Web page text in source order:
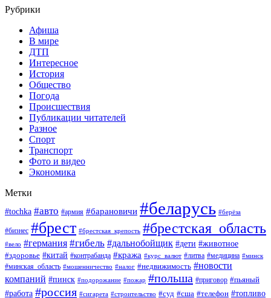
Рубрики
Афиша
В мире
ДТП
Интересное
История
Общество
Погода
Происшествия
Публикации читателей
Разное
Спорт
Транспорт
Фото и видео
Экономика
Метки
#tochka #авто #армия #барановичи #беларусь #берёза
#бизнес #брест #брестская_крепость #брестская_область
#вело #германия #гибель #дальнобойщик #дети #животное
#здоровье #китай #контрабанда #кража #курс_валют #литва #медицина #минск
#минская_область #мошенничество #налог #недвижимость #новости
компаний #пинск #подорожание #пожар #польша #приговор #пьяный
#работа #россия #сигарета #строительство #суд #сша #телефон #топливо